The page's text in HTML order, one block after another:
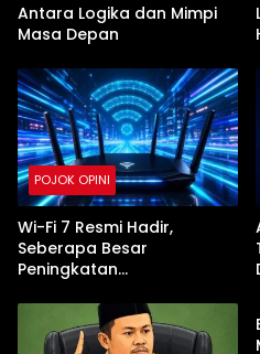
Antara Logika dan Mimpi
Masa Depan
POJOK OPINI
Wi-Fi 7 Resmi Hadir,
Seberapa Besar
Peningkatan